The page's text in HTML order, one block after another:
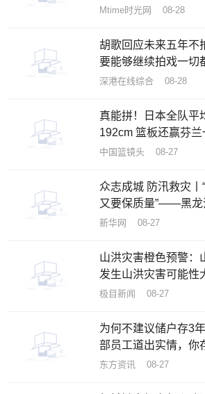
美女丛林逃亡
Mtime时光网 08-28
胡歌回应未来五年不
要能够继续拍戏一切
深港在线综合 08-28
真能拼！日本全队平
192cm 篮板还赢芬兰
中国篮镜头 08-27
众志成城 防汛救灾丨
又要保质量”——黑龙
速恢复重建
新华网 08-27
山洪灾害橙色预警：
发生山洪灾害可能性
极目新闻 08-27
为何不建议储户存3
部员工道出实情，你
东方资讯 08-27